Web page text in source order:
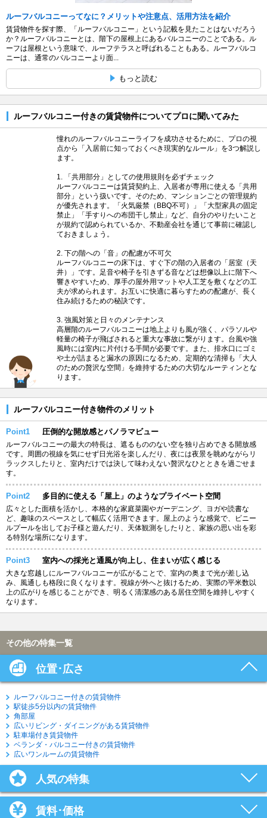
ルーフバルコニーってなに？メリットや注意点、活用方法を紹介
賃貸物件を探す際、「ルーフバルコニー」という記載を見たことはないだろう
か？ルーフバルコニーとは、階下の屋根上にあるバルコニーのことである。ル
ーフは屋根という意味で、ルーフテラスと呼ばれることもある。ルーフバルコ
ニーは、通常のバルコニーより面...
もっと読む
ルーフバルコニー付きの賃貸物件についてプロに聞いてみた
憧れのルーフバルコニーライフを成功させるために、プロの視
点から「入居前に知っておくべき現実的なルール」を3つ解説し
ます。
1. 「共用部分」としての使用規則を必ずチェック
ルーフバルコニーは賃貸契約上、入居者が専用に使える「共用
部分」という扱いです。そのため、マンションごとの管理規約
が優先されます。「火気厳禁（BBQ不可）」「大型家具の固定
禁止」「手すりへの布団干し禁止」など、自分のやりたいこと
が規約で認められているか、不動産会社を通じて事前に確認し
ておきましょう。
2. 下の階への「音」の配慮が不可欠
ルーフバルコニーの床下は、すぐ下の階の入居者の「居室（天
井）」です。足音や椅子を引きずる音などは想像以上に階下へ
響きやすいため、厚手の屋外用マットや人工芝を敷くなどの工
夫が求められます。お互いに快適に暮らすための配慮が、長く
住み続けるための秘訣です。
3. 強風対策と日々のメンテナンス
高層階のルーフバルコニーは地上よりも風が強く、パラソルや
軽量の椅子が飛ばされると重大な事故に繋がります。台風や強
風時には室内に片付ける手間が必要です。また、排水口にゴミ
や土が詰まると漏水の原因になるため、定期的な清掃も「大人
のための贅沢な空間」を維持するための大切なルーティンとな
ります。
ルーフバルコニー付き物件のメリット
Point1 圧倒的な開放感とパノラマビュー
ルーフバルコニーの最大の特長は、遮るもののない空を独り占めできる開放感
です。周囲の視線を気にせず日光浴を楽しんだり、夜には夜景を眺めながらリ
ラックスしたりと、室内だけでは決して味わえない贅沢なひとときを過ごせま
す。
Point2 多目的に使える「屋上」のようなプライベート空間
広々とした面積を活かし、本格的な家庭菜園やガーデニング、ヨガや読書な
ど、趣味のスペースとして幅広く活用できます。屋上のような感覚で、ビニー
ルプールを出してお子様と遊んだり、天体観測をしたりと、家族の思い出を彩
る特別な場所になります。
Point3 室内への採光と通風が向上し、住まいが広く感じる
大きな窓越しにルーフバルコニーが広がることで、室内の奥まで光が差し込
み、風通しも格段に良くなります。視線が外へと抜けるため、実際の平米数以
上の広がりを感じることができ、明るく清潔感のある居住空間を維持しやすく
なります。
その他の特集一覧
位置･広さ
ルーフバルコニー付きの賃貸物件
駅徒歩5分以内の賃貸物件
角部屋
広いリビング・ダイニングがある賃貸物件
駐車場付き賃貸物件
ベランダ・バルコニー付きの賃貸物件
広いワンルームの賃貸物件
人気の特集
賃料･価格